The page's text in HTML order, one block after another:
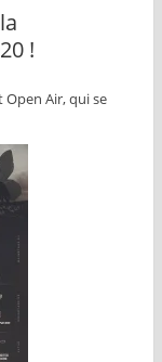
!
Open Air, qui se